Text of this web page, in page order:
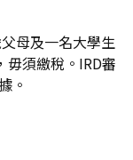
母及一名大學生
毋須繳稅。IRD審
。